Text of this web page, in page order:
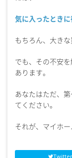
気に入ったとき
もちろん、大き
でも、その不安
あります。
あなたはただ、
てください。
それが、マイホー
Twitter